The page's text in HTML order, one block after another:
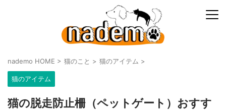
nademo HOME > 猫のこと > 猫のアイテム >
猫のアイテム
猫の脱走防止柵（ペットゲート）おすす